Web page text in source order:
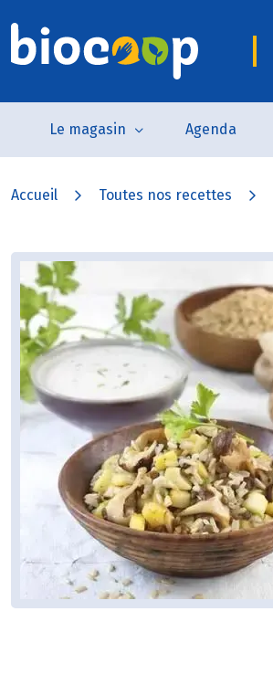
Le magasin Agenda
Accueil Toutes nos recettes